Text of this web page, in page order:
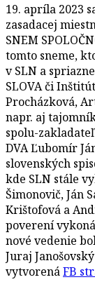
19. apríla 2023
zasadacej
SNEM
tomto sneme,
v SLN a
SLOVA či
Procházková,
napr. aj
spolu-
DVA Ľubomír
slovenských
kde SLN stále
Šimonovič, Ján
Krištofová a
poverení
nové vedenie
Juraj
vytvorenáFB